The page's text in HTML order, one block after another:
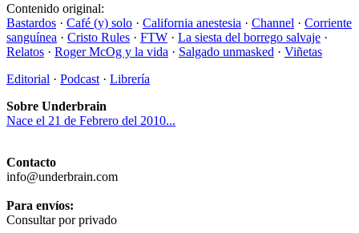
Contenido original:
Bastardos · Café (y) solo · California anestesia · Channel · Corriente
sanguínea · Cristo Rules · FTW · La siesta del borrego salvaje ·
Relatos · Roger McOg y la vida · Salgado unmasked · Viñetas
Editorial · Podcast · Librería
Sobre Underbrain
Nace el 21 de Febrero del 2010...
Contacto
info@underbrain.com
Para envíos:
Consultar por privado